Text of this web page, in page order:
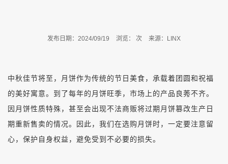
发布日期：2024/09/19 浏览： 次 来源：LINX
中秋佳节将至，月饼作为传统的节日美食，承载着团圆和祝福
的美好寓意。到了每年的月饼旺季，市场上的产品良莠不齐。
因月饼性质特殊，甚至会出现不法商贩将过期月饼篡改生产日
期重新售卖的情况。因此，我们在选购月饼时，一定要注意留
心，保护自身权益，避免受到不必要的损失。